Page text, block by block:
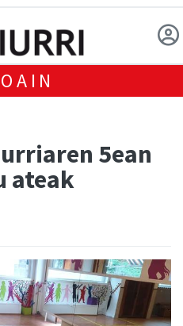
5ean
ateak